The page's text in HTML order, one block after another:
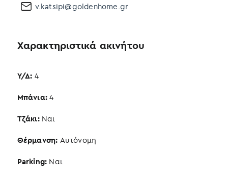
v.katsipi@goldenhome.gr
Χαρακτηριστικά ακινήτου
Υ/Δ: 4
Μπάνια:4
Τζάκι: Ναι
Θέρμανση: Αυτόνομη
Parking: Ναι